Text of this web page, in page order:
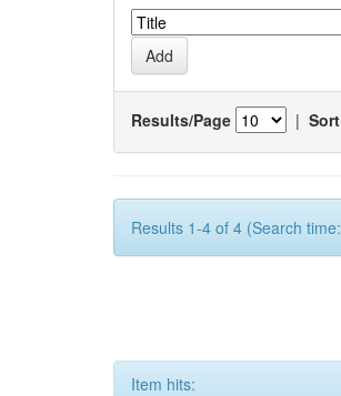
Results/Page |
Results 1-4 of 4 (Search
Item hits: